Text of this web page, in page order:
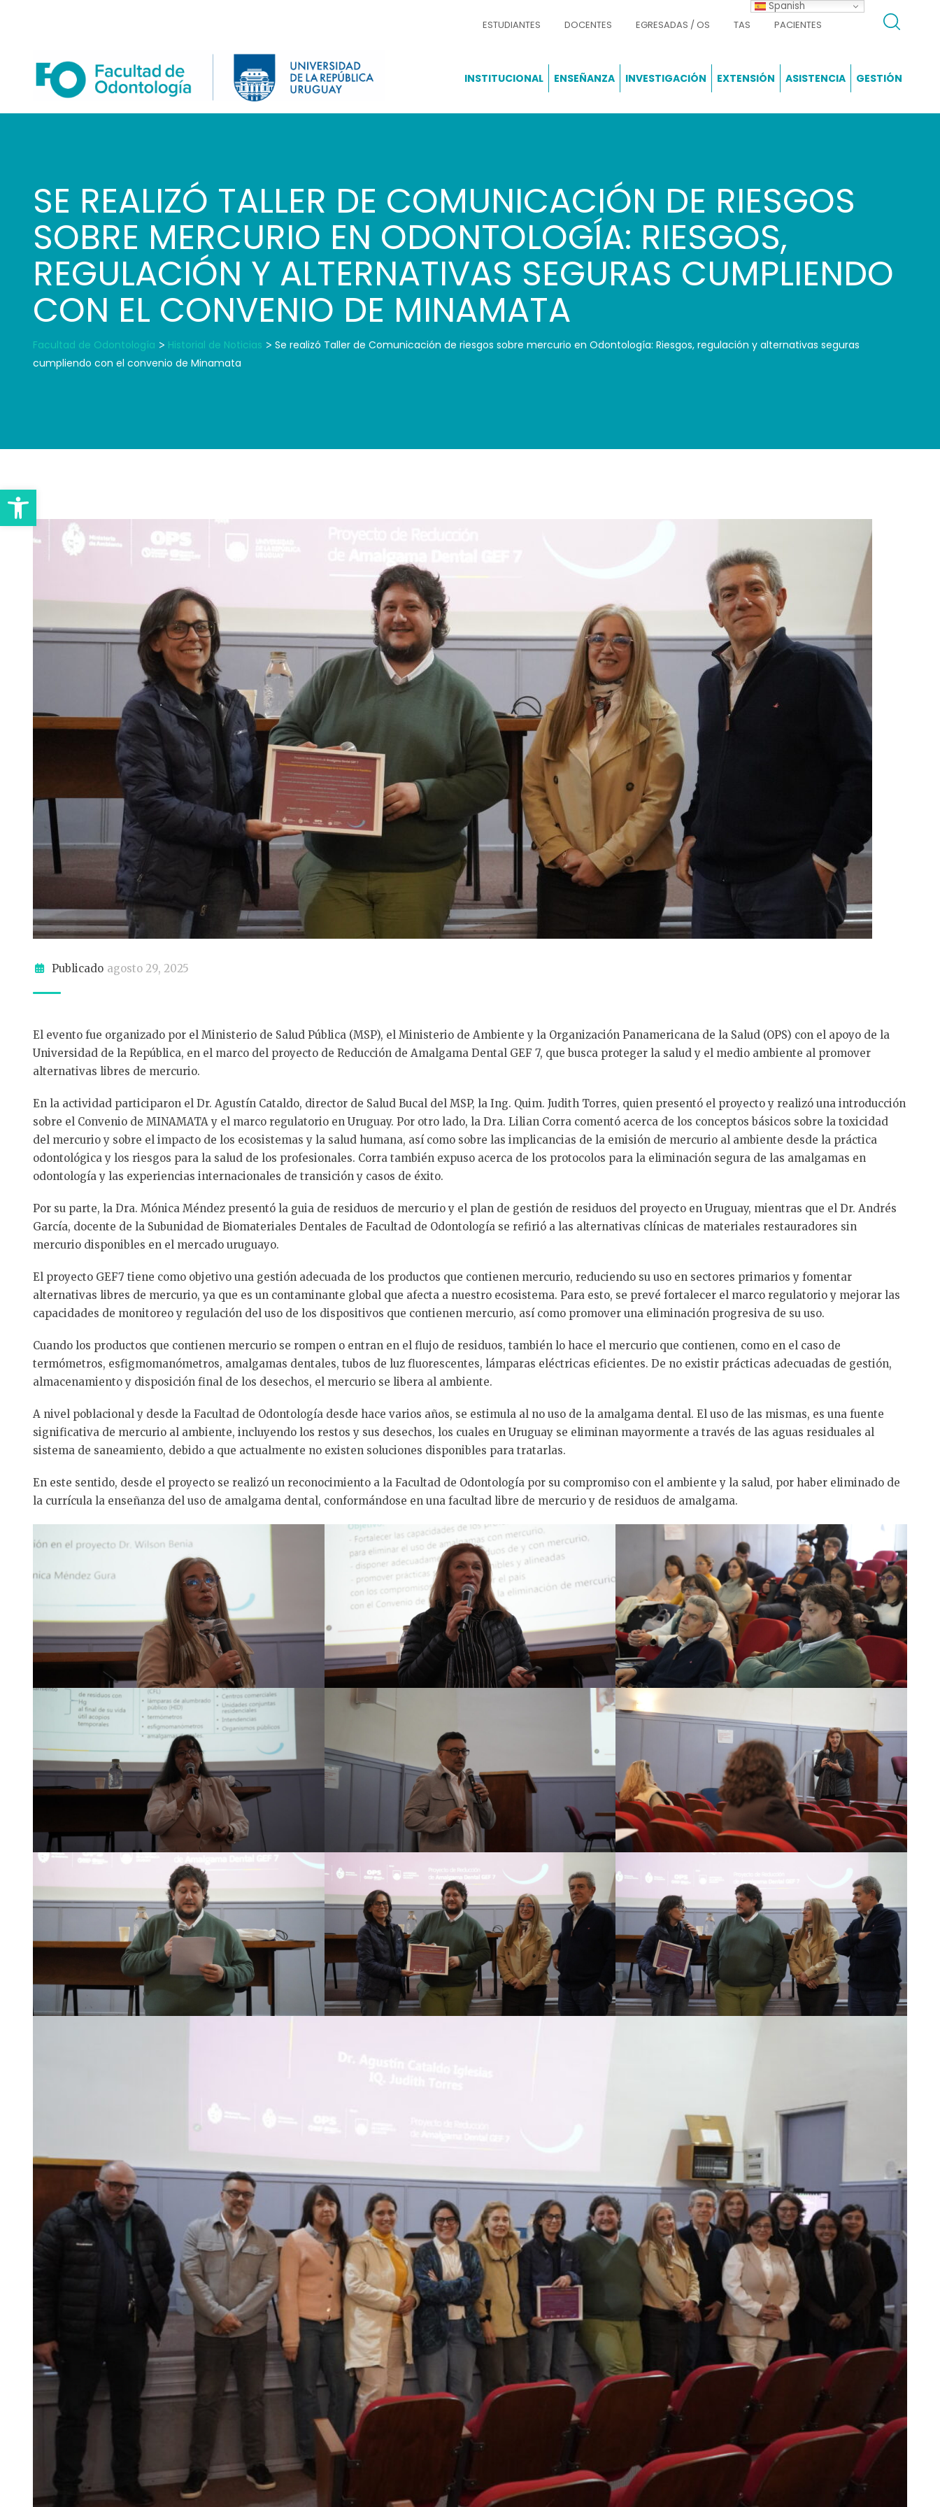
Open toolbar
ESTUDIANTES DOCENTES EGRESADAS / OS TAS PACIENTES
INSTITUCIONAL ENSEÑANZA INVESTIGACIÓN EXTENSIÓN ASISTENCIA GESTIÓN
SE REALIZÓ TALLER DE COMUNICACIÓN DE RIESGOS
SOBRE MERCURIO EN ODONTOLOGÍA: RIESGOS,
REGULACIÓN Y ALTERNATIVAS SEGURAS CUMPLIENDO
CON EL CONVENIO DE MINAMATA
Facultad de Odontología > Historial de Noticias > Se realizó Taller de Comunicación de riesgos sobre mercurio en Odontología: Riesgos, regulación y alternativas seguras
cumpliendo con el convenio de Minamata
Publicado agosto 29, 2025
El evento fue organizado por el Ministerio de Salud Pública (MSP), el Ministerio de Ambiente y la Organización Panamericana de la Salud (OPS) con el apoyo de la
Universidad de la República, en el marco del proyecto de Reducción de Amalgama Dental GEF 7, que busca proteger la salud y el medio ambiente al promover
alternativas libres de mercurio.
En la actividad participaron el Dr. Agustín Cataldo, director de Salud Bucal del MSP, la Ing. Quim. Judith Torres, quien presentó el proyecto y realizó una introducción
sobre el Convenio de MINAMATA y el marco regulatorio en Uruguay. Por otro lado, la Dra. Lilian Corra comentó acerca de los conceptos básicos sobre la toxicidad
del mercurio y sobre el impacto de los ecosistemas y la salud humana, así como sobre las implicancias de la emisión de mercurio al ambiente desde la práctica
odontológica y los riesgos para la salud de los profesionales. Corra también expuso acerca de los protocolos para la eliminación segura de las amalgamas en
odontología y las experiencias internacionales de transición y casos de éxito.
Por su parte, la Dra. Mónica Méndez presentó la guia de residuos de mercurio y el plan de gestión de residuos del proyecto en Uruguay, mientras que el Dr. Andrés
García, docente de la Subunidad de Biomateriales Dentales de Facultad de Odontología se refirió a las alternativas clínicas de materiales restauradores sin
mercurio disponibles en el mercado uruguayo.
El proyecto GEF7 tiene como objetivo una gestión adecuada de los productos que contienen mercurio, reduciendo su uso en sectores primarios y fomentar
alternativas libres de mercurio, ya que es un contaminante global que afecta a nuestro ecosistema. Para esto, se prevé fortalecer el marco regulatorio y mejorar las
capacidades de monitoreo y regulación del uso de los dispositivos que contienen mercurio, así como promover una eliminación progresiva de su uso.
Cuando los productos que contienen mercurio se rompen o entran en el flujo de residuos, también lo hace el mercurio que contienen, como en el caso de
termómetros, esfigmomanómetros, amalgamas dentales, tubos de luz fluorescentes, lámparas eléctricas eficientes. De no existir prácticas adecuadas de gestión,
almacenamiento y disposición final de los desechos, el mercurio se libera al ambiente.
A nivel poblacional y desde la Facultad de Odontología desde hace varios años, se estimula al no uso de la amalgama dental. El uso de las mismas, es una fuente
significativa de mercurio al ambiente, incluyendo los restos y sus desechos, los cuales en Uruguay se eliminan mayormente a través de las aguas residuales al
sistema de saneamiento, debido a que actualmente no existen soluciones disponibles para tratarlas.
En este sentido, desde el proyecto se realizó un reconocimiento a la Facultad de Odontología por su compromiso con el ambiente y la salud, por haber eliminado de
la currícula la enseñanza del uso de amalgama dental, conformándose en una facultad libre de mercurio y de residuos de amalgama.
Spanish